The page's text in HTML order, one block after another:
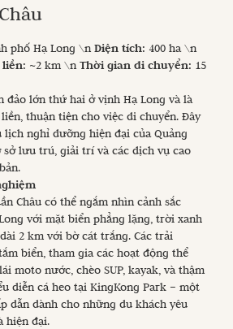
phố Hạ Long \nDiện tích: 400 ha \n
liền: ~2 km \nThời gian di chuyển: 15
đảo lớn thứ hai ở vịnh Hạ Long và là
thuận tiện cho việc di chuyển. Đây
nghỉ dưỡng hiện đại của Quảng
lưu trú, giải trí và các dịch vụ cao
Châu có thể ngắm nhìn cảnh sắc
với mặt biển phẳng lặng, trời xanh
2 km với bờ cát trắng. Các trải
biển, tham gia các hoạt động thể
moto nước, chèo SUP, kayak, và thậm
diễn cá heo tại KingKong Park – một
dẫn dành cho những du khách yêu
hiện đại.